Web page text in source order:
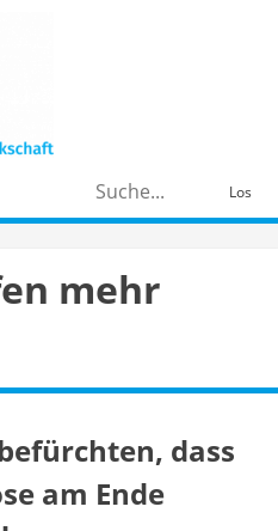
Los
mehr
dass
am Ende